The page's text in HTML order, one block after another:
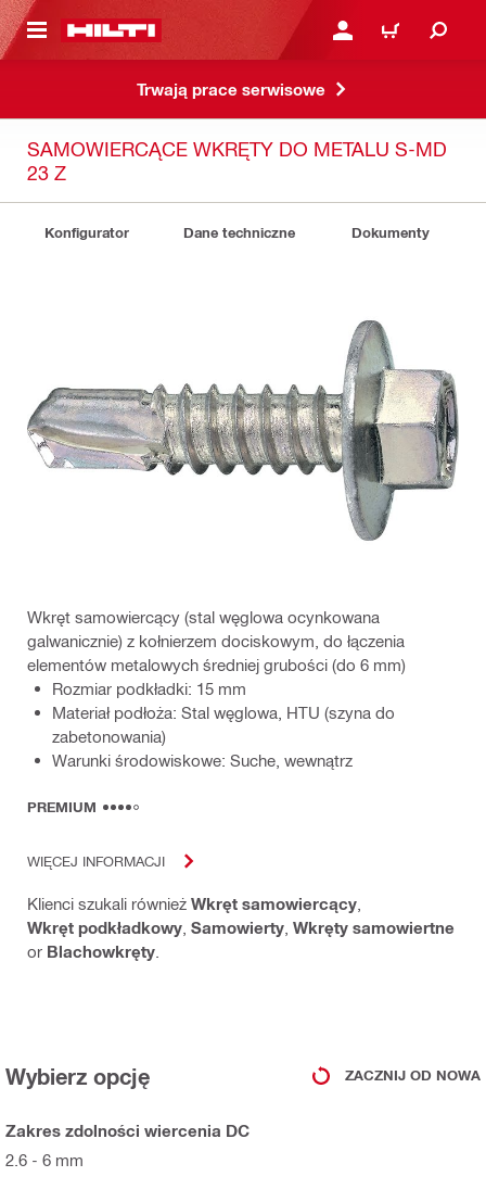
GŁÓWNEJ ZALOGUJ SIĘ LUB
KOSZYK
Trwają prace serwisowe
SAMOWIERCĄCE WKRĘTY DO METALU S-MD
23 Z
Konfigurator Dane techniczne Dokumenty
Wkręt samowiercący (stal węglowa ocynkowana
galwanicznie) z kołnierzem dociskowym, do łączenia
elementów metalowych średniej grubości (do 6 mm)
Rozmiar podkładki: 15 mm
Materiał podłoża: Stal węglowa, HTU (szyna do
zabetonowania)
Warunki środowiskowe: Suche, wewnątrz
PREMIUM
WIĘCEJ INFORMACJI
Klienci szukali również Wkręt samowiercący
Wkręt podkładkowy Samowierty Wkręty samowiertne
or Blachowkręty
Wybierz opcję ZACZNIJ OD NOWA
Zakres zdolności wiercenia DC
2.6 - 6 mm